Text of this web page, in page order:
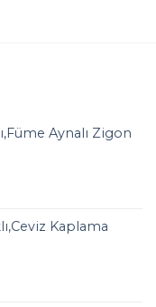
Aynalı Zigon
Kaplama